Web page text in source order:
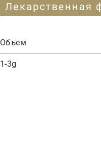
Лекарственная
Объем
1-3g